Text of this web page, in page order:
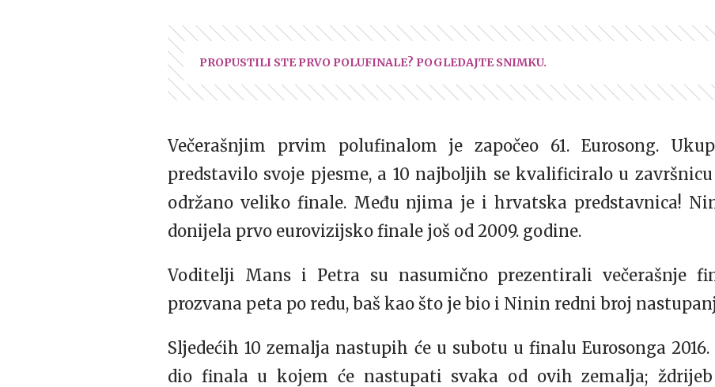
PROPUSTILI STE PRVO POLUFINALE? POGLEDAJTE SNIMKU.
Večerašnjim prvim polufinalom je započeo 61. Eurosong.
predstavilo svoje pjesme, a 10 najboljih se kvalificiralo u
održano veliko finale. Među njima je i hrvatska predstavnica!
donijela prvo eurovizijsko finale još od 2009. godine.
Voditelji Mans i Petra su nasumično prezentirali večerašnje
prozvana peta po redu, baš kao što je bio i Ninin redni broj
Sljedećih 10 zemalja nastupih će u subotu u finalu Eurosonga
dio finala u kojem će nastupati svaka od ovih zemalja;